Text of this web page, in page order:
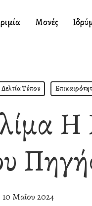
Μονές
Δελτία Τύπου
10 Μαΐου 2024